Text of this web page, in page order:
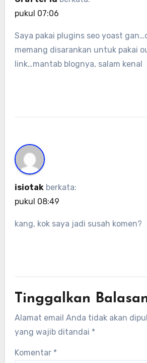
pukul 07:06
Saya pakai plugins seo yoast
memang disarankan untuk pakai
link…mantab blognya, salam kenal
isiotak berkata:
pukul 08:49
kang, kok saya jadi susah komen?
Tinggalkan
Alamat email Anda tidak akan
yang wajib ditandai *
Komentar *